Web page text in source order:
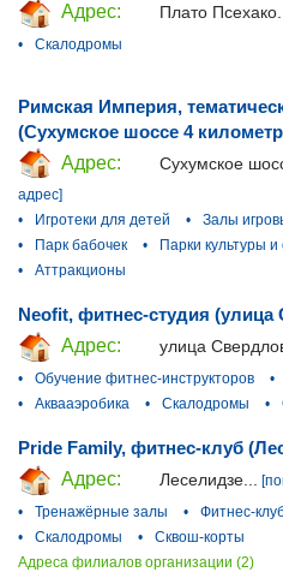
Адрес:
Плато Псехако...
•
Скалодромы
Римская Империя,
(Сухумское шоссе 4
Адрес:
Сухумское
адрес]
•
Игротеки для детей •
Залы
•
Парк бабочек •
Парки культуры
•
Аттракционы
Neofit, фитнес-студия (улица
Адрес:
улица
•
Обучение фитнес-инструкторов •
•
Аквааэробика • Скалодромы •
Pride Family, фитнес-клуб
Адрес:
Леселидзе...
•
Тренажёрные залы • Фитнес-
•
Скалодромы •
Сквош-корты
Адреса филиалов организации (2)